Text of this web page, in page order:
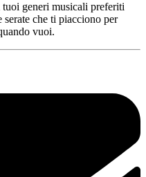
generi musicali preferiti
serate che ti piacciono per
vuoi.